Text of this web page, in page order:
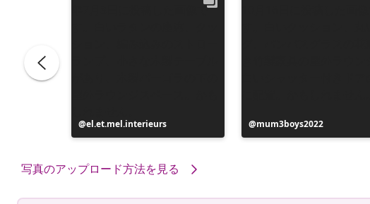
投
稿
el.et.mel.interieurs
投
稿
mum3boys2022
写真のアップロード方法を見る